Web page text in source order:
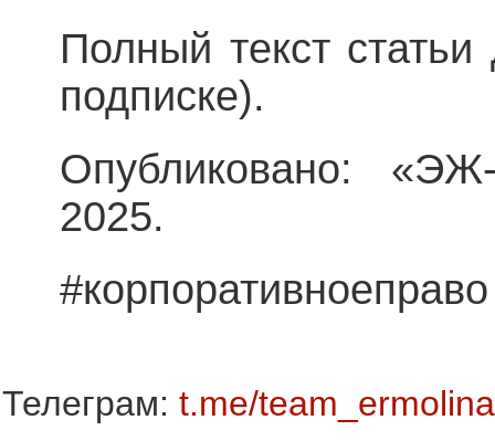
Полный текст
подписке).
Опубликовано:
2025.
#корпоративноеправо
Телеграм: t.me/team_ermolina